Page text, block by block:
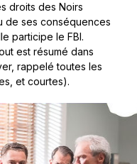
droits des Noirs
de ses conséquences
participe le FBI.
est résumé dans
rappelé toutes les
et courtes).